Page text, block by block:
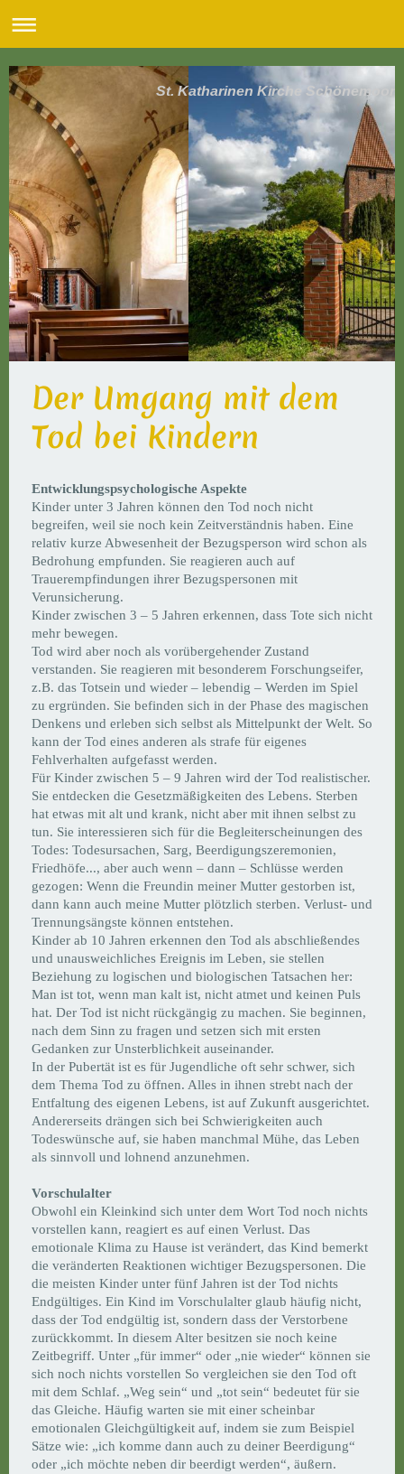
St. Katharinen Kirche Schönemoor
Der Umgang mit dem
Tod bei Kindern
Entwicklungspsychologische Aspekte
Kinder unter 3 Jahren können den Tod noch nicht
begreifen, weil sie noch kein Zeitverständnis haben. Eine
relativ kurze Abwesenheit der Bezugsperson wird schon als
Bedrohung empfunden. Sie reagieren auch auf
Trauerempfindungen ihrer Bezugspersonen mit
Verunsicherung.
Kinder zwischen 3 – 5 Jahren erkennen, dass Tote sich nicht
mehr bewegen.
Tod wird aber noch als vorübergehender Zustand
verstanden. Sie reagieren mit besonderem Forschungseifer,
z.B. das Totsein und wieder – lebendig – Werden im Spiel
zu ergründen. Sie befinden sich in der Phase des magischen
Denkens und erleben sich selbst als Mittelpunkt der Welt. So
kann der Tod eines anderen als strafe für eigenes
Fehlverhalten aufgefasst werden.
Für Kinder zwischen 5 – 9 Jahren wird der Tod realistischer.
Sie entdecken die Gesetzmäßigkeiten des Lebens. Sterben
hat etwas mit alt und krank, nicht aber mit ihnen selbst zu
tun. Sie interessieren sich für die Begleiterscheinungen des
Todes: Todesursachen, Sarg, Beerdigungszeremonien,
Friedhöfe..., aber auch wenn – dann – Schlüsse werden
gezogen: Wenn die Freundin meiner Mutter gestorben ist,
dann kann auch meine Mutter plötzlich sterben. Verlust- und
Trennungsängste können entstehen.
Kinder ab 10 Jahren erkennen den Tod als abschließendes
und unausweichliches Ereignis im Leben, sie stellen
Beziehung zu logischen und biologischen Tatsachen her:
Man ist tot, wenn man kalt ist, nicht atmet und keinen Puls
hat. Der Tod ist nicht rückgängig zu machen. Sie beginnen,
nach dem Sinn zu fragen und setzen sich mit ersten
Gedanken zur Unsterblichkeit auseinander.
In der Pubertät ist es für Jugendliche oft sehr schwer, sich
dem Thema Tod zu öffnen. Alles in ihnen strebt nach der
Entfaltung des eigenen Lebens, ist auf Zukunft ausgerichtet.
Andererseits drängen sich bei Schwierigkeiten auch
Todeswünsche auf, sie haben manchmal Mühe, das Leben
als sinnvoll und lohnend anzunehmen.
Vorschulalter
Obwohl ein Kleinkind sich unter dem Wort Tod noch nichts
vorstellen kann, reagiert es auf einen Verlust. Das
emotionale Klima zu Hause ist verändert, das Kind bemerkt
die veränderten Reaktionen wichtiger Bezugspersonen. Die
die meisten Kinder unter fünf Jahren ist der Tod nichts
Endgültiges. Ein Kind im Vorschulalter glaub häufig nicht,
dass der Tod endgültig ist, sondern dass der Verstorbene
zurückkommt. In diesem Alter besitzen sie noch keine
Zeitbegriff. Unter „für immer“ oder „nie wieder“ können sie
sich noch nichts vorstellen So vergleichen sie den Tod oft
mit dem Schlaf. „Weg sein“ und „tot sein“ bedeutet für sie
das Gleiche. Häufig warten sie mit einer scheinbar
emotionalen Gleichgültigkeit auf, indem sie zum Beispiel
Sätze wie: „ich komme dann auch zu deiner Beerdigung“
oder „ich möchte neben dir beerdigt werden“, äußern.